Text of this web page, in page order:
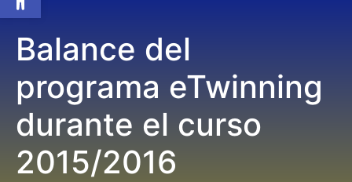
Balance del
programa eTwinning
durante el curso
2015/2016